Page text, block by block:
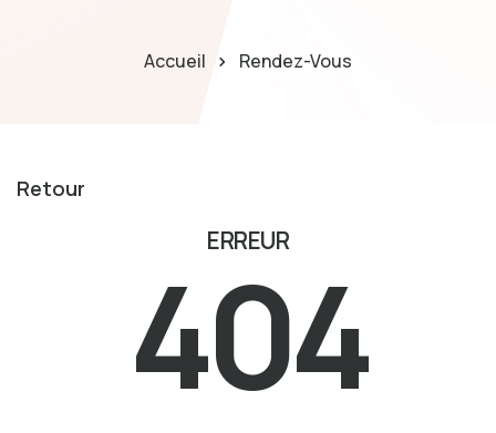
Accueil Rendez-Vous
Retour
ERREUR
404